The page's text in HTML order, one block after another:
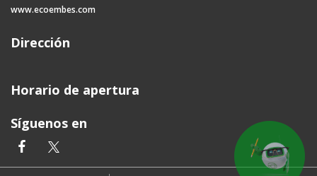
www.ecoembes.com
Dirección
Horario de apertura
Síguenos en
facebooktwitter